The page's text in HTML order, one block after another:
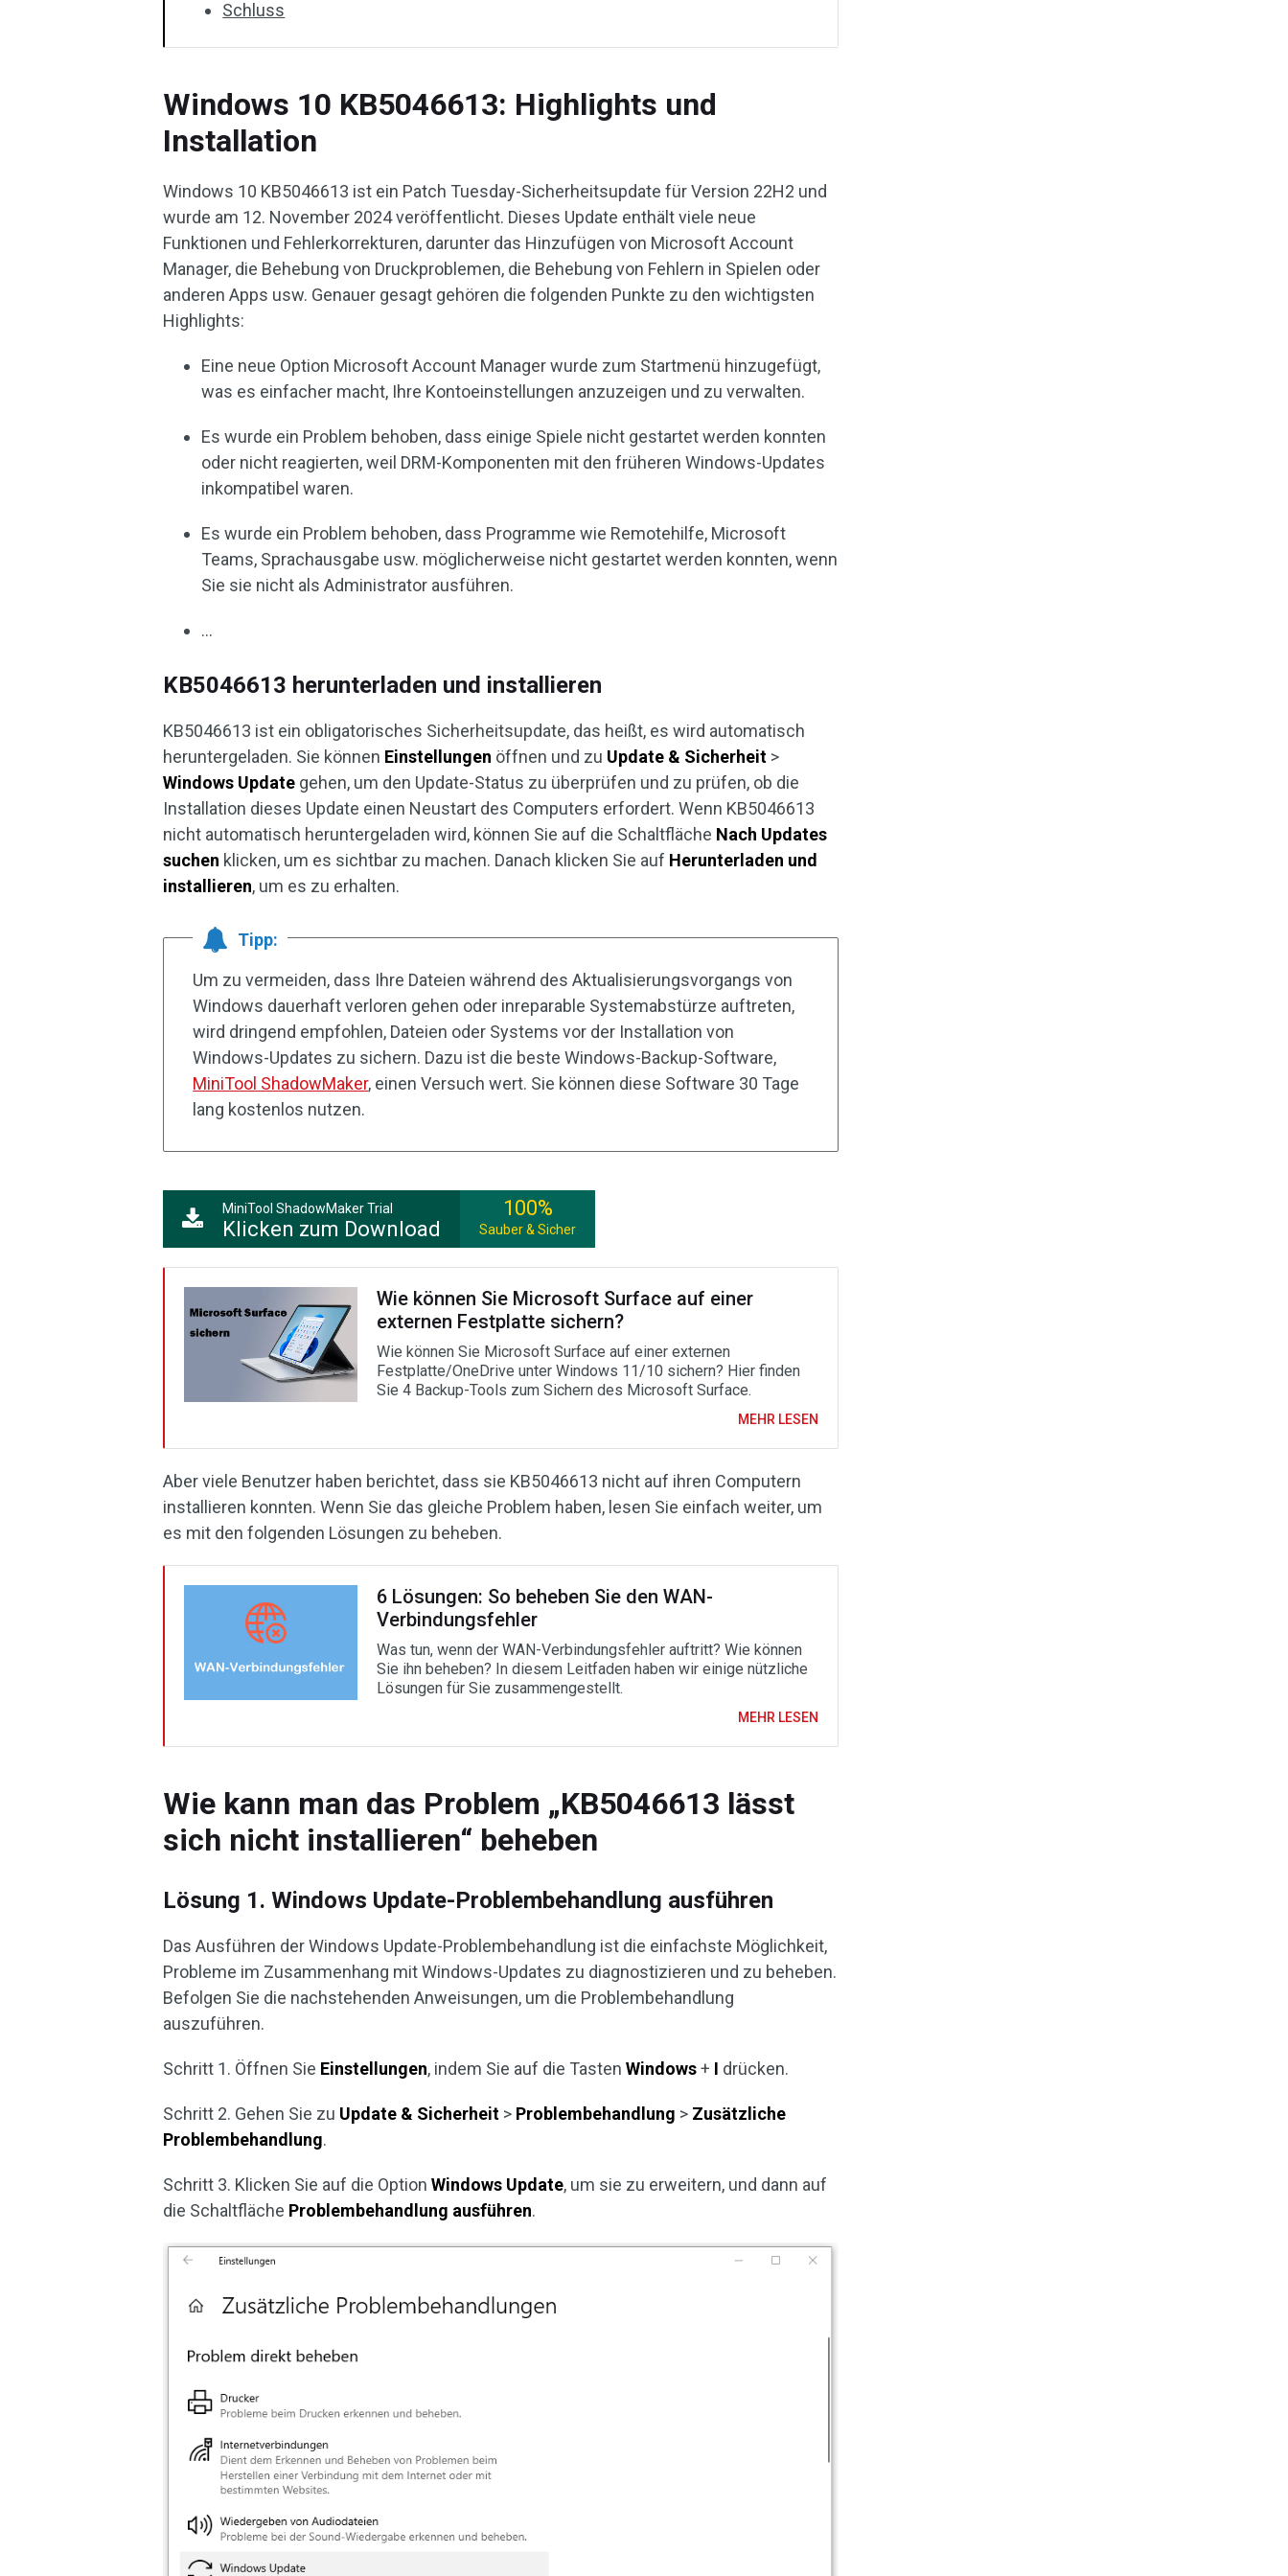
Schluss
Windows 10 KB5046613: Highlights und
Installation
Windows 10 KB5046613 ist ein Patch Tuesday-Sicherheitsupdate für Version 22H2 und
wurde am 12. November 2024 veröffentlicht. Dieses Update enthält viele neue
Funktionen und Fehlerkorrekturen, darunter das Hinzufügen von Microsoft Account
Manager, die Behebung von Druckproblemen, die Behebung von Fehlern in Spielen oder
anderen Apps usw. Genauer gesagt gehören die folgenden Punkte zu den wichtigsten
Highlights:
Eine neue Option Microsoft Account Manager wurde zum Startmenü hinzugefügt,
was es einfacher macht, Ihre Kontoeinstellungen anzuzeigen und zu verwalten.
Es wurde ein Problem behoben, dass einige Spiele nicht gestartet werden konnten
oder nicht reagierten, weil DRM-Komponenten mit den früheren Windows-Updates
inkompatibel waren.
Es wurde ein Problem behoben, dass Programme wie Remotehilfe, Microsoft
Teams, Sprachausgabe usw. möglicherweise nicht gestartet werden konnten, wenn
Sie sie nicht als Administrator ausführen.
…
KB5046613 herunterladen und installieren
KB5046613 ist ein obligatorisches Sicherheitsupdate, das heißt, es wird automatisch
heruntergeladen. Sie können Einstellungen öffnen und zu Update & Sicherheit >
Windows Update gehen, um den Update-Status zu überprüfen und zu prüfen, ob die
Installation dieses Update einen Neustart des Computers erfordert. Wenn KB5046613
nicht automatisch heruntergeladen wird, können Sie auf die Schaltfläche Nach Updates
suchen klicken, um es sichtbar zu machen. Danach klicken Sie auf Herunterladen und
installieren, um es zu erhalten.
Tipp:
Um zu vermeiden, dass Ihre Dateien während des Aktualisierungsvorgangs von
Windows dauerhaft verloren gehen oder inreparable Systemabstürze auftreten,
wird dringend empfohlen, Dateien oder Systems vor der Installation von
Windows-Updates zu sichern. Dazu ist die beste Windows-Backup-Software,
MiniTool ShadowMaker, einen Versuch wert. Sie können diese Software 30 Tage
lang kostenlos nutzen.
MiniTool ShadowMaker Trial
Klicken zum Download
100%
Sauber & Sicher
Wie können Sie Microsoft Surface auf einer
externen Festplatte sichern?
Wie können Sie Microsoft Surface auf einer externen
Festplatte/OneDrive unter Windows 11/10 sichern? Hier finden
Sie 4 Backup-Tools zum Sichern des Microsoft Surface.
MEHR LESEN
Aber viele Benutzer haben berichtet, dass sie KB5046613 nicht auf ihren Computern
installieren konnten. Wenn Sie das gleiche Problem haben, lesen Sie einfach weiter, um
es mit den folgenden Lösungen zu beheben.
6 Lösungen: So beheben Sie den WAN-
Verbindungsfehler
Was tun, wenn der WAN-Verbindungsfehler auftritt? Wie können
Sie ihn beheben? In diesem Leitfaden haben wir einige nützliche
Lösungen für Sie zusammengestellt.
MEHR LESEN
Wie kann man das Problem „KB5046613 lässt
sich nicht installieren“ beheben
Lösung 1. Windows Update-Problembehandlung ausführen
Das Ausführen der Windows Update-Problembehandlung ist die einfachste Möglichkeit,
Probleme im Zusammenhang mit Windows-Updates zu diagnostizieren und zu beheben.
Befolgen Sie die nachstehenden Anweisungen, um die Problembehandlung
auszuführen.
Schritt 1. Öffnen Sie Einstellungen, indem Sie auf die TastenWindows+ I drücken.
Schritt 2. Gehen Sie zu Update & Sicherheit > Problembehandlung > Zusätzliche
Problembehandlung.
Schritt 3. Klicken Sie auf die OptionWindows Update, um sie zu erweitern, und dann auf
die Schaltfläche Problembehandlung ausführen.